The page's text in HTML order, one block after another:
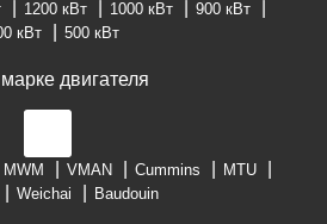
1200 кВт 1000 кВт
900 кВт
кВт
500 кВт
двигателя
MWM VMAN Cummins
MTU
Weichai Baudouin